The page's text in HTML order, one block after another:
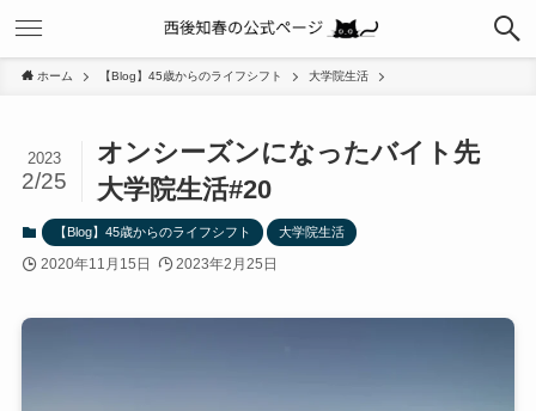
ホーム 【Blog】45歳からのライフシフト 大学院生活
オンシーズンになったバイト先
大学院生活#20
2023
2/25
【Blog】45歳からのライフシフト 大学院生活
2020年11月15日 2023年2月25日